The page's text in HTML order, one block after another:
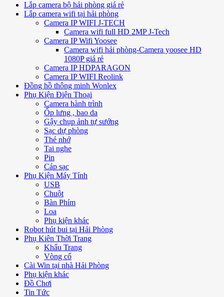
Lắp camera bộ hải phòng giá rẻ
Lắp camera wifi tại hải phòng
Camera IP WIFI J-TECH
Camera wifi full HD 2MP J-Tech
Camera IP Wifi Yoosee
Camera wifi hải phòng-Camera yoosee HD
1080P giá rẻ
Camera IP HDPARAGON
Camera IP WIFI Reolink
Đồng hồ thông minh Wonlex
Phụ Kiện Điện Thoại
Camera hành trình
Ốp lưng , bao da
Gậy chụp ảnh tự sướng
Sạc dự phòng
Thẻ nhớ
Tai nghe
Pin
Cáp sạc
Phụ Kiện Máy Tính
USB
Chuột
Bàn Phím
Loa
Phụ kiện khác
Robot hút bui tại Hải Phòng
Phụ Kiên Thời Trang
Khẩu Trang
Vòng cổ
Cài Win tại nhà Hải Phòng
Phụ kiện khác
Đồ Chơi
Tin Tức